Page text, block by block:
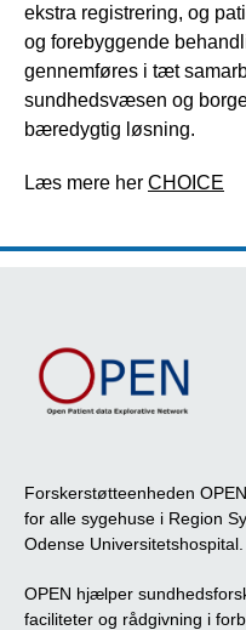
ekstra registrering, og
og forebyggende
gennemføres i tæt
sundhedsvæsen og
bæredygtig løsning.
Læs mere her CHOICE
Forskerstøtteenheden
for alle sygehuse i Region
Odense Universitetshospital.
OPEN hjælper
faciliteter og rådgivning i